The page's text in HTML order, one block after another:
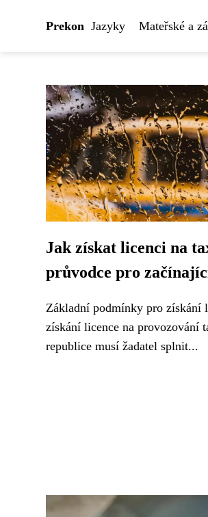
Prekon Jazyky Mateřské a
Jak získat licenci na
průvodce pro
Základní podmínky pro získání
získání licence na provozování
republice musí žadatel splnit...